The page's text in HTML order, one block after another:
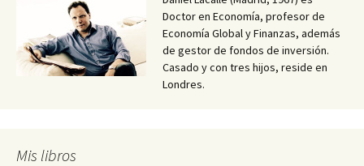
Doctor en Economía, profesor de
Economía Global y Finanzas, además
de gestor de fondos de inversión.
Casado y con tres hijos, reside en
Londres.
Mis libros